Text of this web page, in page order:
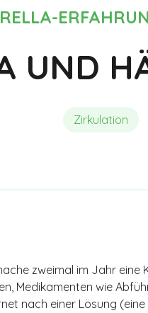
UND
Zirkulation
zweimal im Jahr eine
Medikamenten wie
nach einer Lösung